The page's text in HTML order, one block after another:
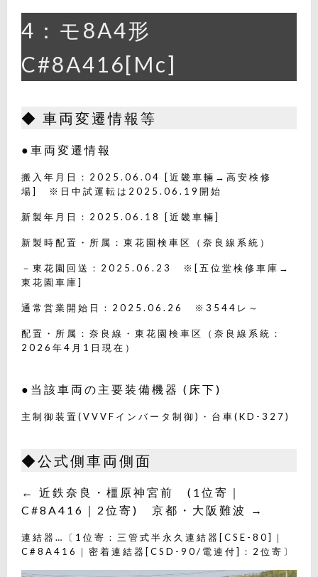
4：モ8A4形
C#8A416[Mc]
◆ 車両変遷情報等
●車両変遷情報
搬入年月日：2025.06.04 [近畿車輛→高安検修
場] ※日中試運転は2025.06.19開始
新製年月日：2025.06.18 [近畿車輛]
新製時配置・所属：東花園検車区（奈良線系統）
－東花園回送：2025.06.23 ※[五位堂検修車庫→
東花園車庫]
通常営業開始日：2025.06.26 ※3544レ～
配置・所属：奈良線・東花園検車区（奈良線系統：
2026年4月1日現在）
●当該車両の主要装備機器 (床下)
主制御装置(VVVFインバータ制御)・台車(KD-327)
◆公式側車両側面
← 近鉄奈良・橿原神宮前 (1位寄｜
C#8A416｜2位寄) 京都・大阪難波 →
連結器…〔1位寄：三管式半永久連結器[CSE-80]｜
C#8A416｜密着連結器[CSD-90/電連付]：2位寄〕